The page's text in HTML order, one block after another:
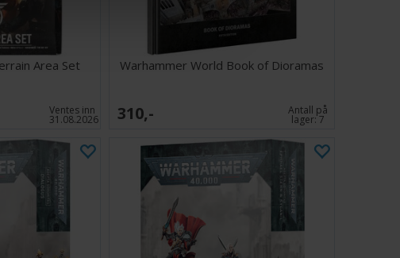
Area Set
Ventes inn
31.08.2026
Warhammer World Book of Dioramas
310,- Antall på
lager:7